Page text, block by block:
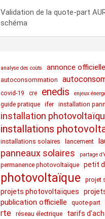
Validation de la quote-part
schéma
analyse des coûts annonce officielle
autoconsommation
covid-19 cre enedis enjeux
guide pratique ifer installation
installation
installations
installations solaires lancement
panneaux solaires partage
permanence photovoltaïque petit
photovoltaïque projet
projets photovoltaïques
publication officielle quote-part
rte réseau électrique tarifs